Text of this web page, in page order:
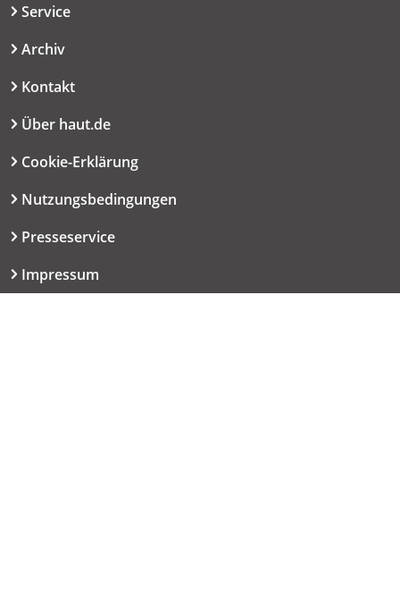
Service
Archiv
Kontakt
Über haut.de
Cookie-Erklärung
Nutzungsbedingungen
Presseservice
Impressum